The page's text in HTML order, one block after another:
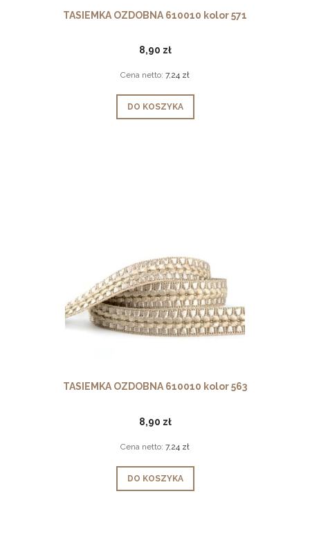
TASIEMKA OZDOBNA 610010 kolor 571
8,90 zł
Cena netto: 7,24 zł
DO KOSZYKA
TASIEMKA OZDOBNA 610010 kolor 563
8,90 zł
Cena netto: 7,24 zł
DO KOSZYKA